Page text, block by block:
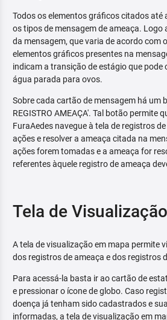
Todos os elementos gráficos citados até
os tipos de mensagem de ameaça. Logo
da mensagem, que varia de acordo com
elementos gráficos presentes na
indicam a transição de estágio que pode
água parada para ovos.
Sobre cada cartão de mensagem há um
REGISTRO AMEAÇA'. Tal botão permite
FuraAedes navegue à tela de registros
ações e resolver a ameaça citada na
ações forem tomadas e a ameaça for
referentes àquele registro de ameaça
Tela de
A tela de visualização em mapa permite
dos registros de ameaça e dos registros
Para acessá-la basta ir ao cartão de
e pressionar o ícone de globo. Caso
doença já tenham sido cadastrados e
informadas, a tela de visualização em